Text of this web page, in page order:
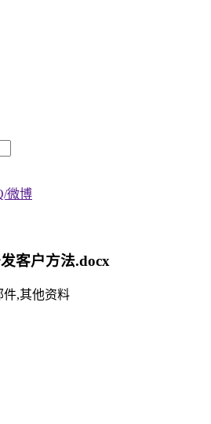
微博
客户方法.docx